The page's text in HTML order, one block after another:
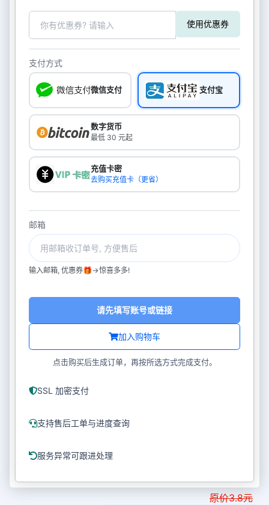
使用优惠券
支付方式
微信支付 支付宝
数字货币
最低 30 元起
充值卡密
去购买充值卡（更省）
邮箱
输入邮箱, 优惠券🎁->惊喜多多!
加入购物车
请先填写账号或链接
点击购买后生成订单，再按所选方式完成支付。
SSL 加密支付
支持售后工单与进度查询
服务异常可跟进处理
原价3.8元